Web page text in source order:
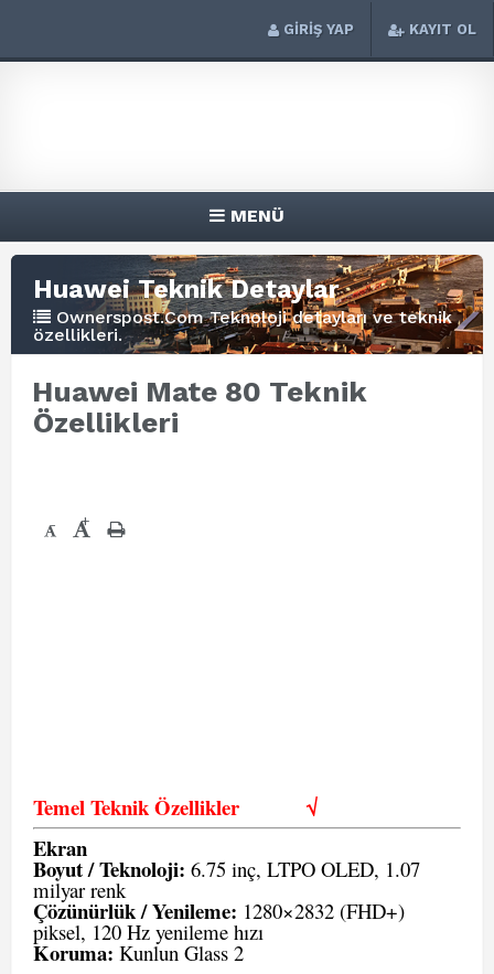
GİRİŞ YAP KAYIT OL
MENÜ
Huawei Teknik Detaylar
Ownerspost.Com Teknoloji detayları ve teknik
özellikleri.
Huawei Mate 80 Teknik
Özellikleri
- +
Temel Teknik Özellikler√
Ekran
Boyut / Teknoloji: 6.75 inç, LTPO OLED, 1.07
milyar renk
Çözünürlük / Yenileme: 1280×2832 (FHD+)
piksel, 120 Hz yenileme hızı
Koruma: Kunlun Glass 2